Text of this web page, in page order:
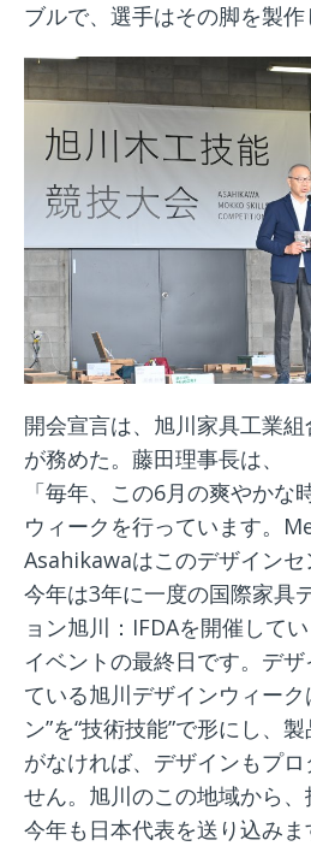
ブルで、選手はその脚を製作
開会宣言は、旭川家具工業
が務めた。藤田理事長は、
「毎年、この6月の爽やかな
ウィークを行っています。
Asahikawaはこのデザインセ
今年は3年に一度の国際家具
ョン旭川：IFDAを開催して
イベントの最終日です。デ
ている旭川デザインウィーク
ン”を“技術技能”で形にし、
がなければ、デザインもプ
せん。旭川のこの地域から
今年も日本代表を送り込み